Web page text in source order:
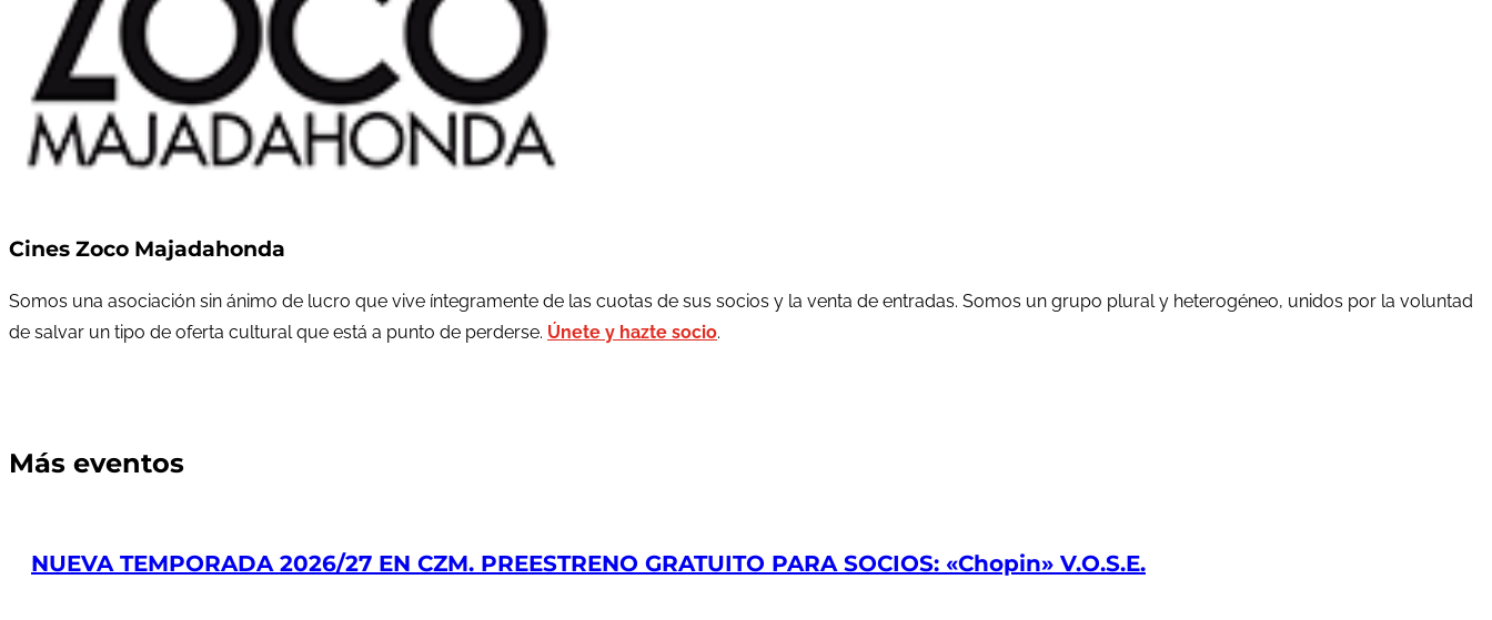
Cines Zoco Majadahonda
Somos una asociación sin ánimo de lucro que vive íntegramente de las cuotas de sus socios y la venta de entradas. Somos un grupo plural y heterogéneo, unidos por la voluntad
de salvar un tipo de oferta cultural que está a punto de perderse. Únete y hazte socio.
Más eventos
NUEVA TEMPORADA 2026/27 EN CZM. PREESTRENO GRATUITO PARA SOCIOS: «Chopin» V.O.S.E.